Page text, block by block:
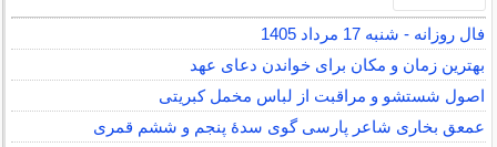
فال روزانه - شنبه 17 مرداد 1405
بهترین زمان و مکان برای خواندن دعای عهد
اصول شستشو و مراقبت از لباس مخمل کبریتی
عمعق بخاری شاعر پارسی گوی سدهٔ پنجم و ششم قمری